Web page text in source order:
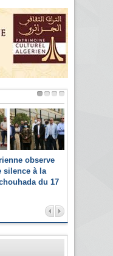
observe
silence à la
du 17